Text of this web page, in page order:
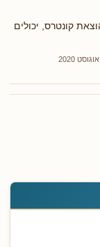
קונטרס, יכולים